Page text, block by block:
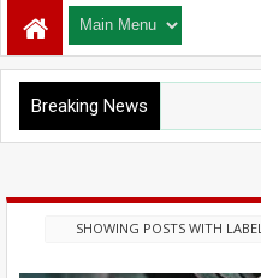
Breaking News
SHOWING POSTS WITH LABEL